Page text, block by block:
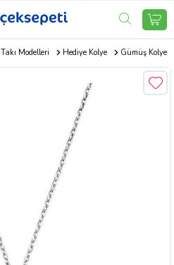
Takı Modelleri Hediye Kolye Gümüş Kolye